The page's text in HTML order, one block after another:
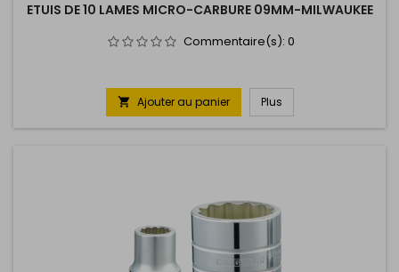
ETUIS DE 10 LAMES MICRO-CARBURE 09MM-MILWAUKEE
Commentaire(s): 0
 Ajouter au panier Plus